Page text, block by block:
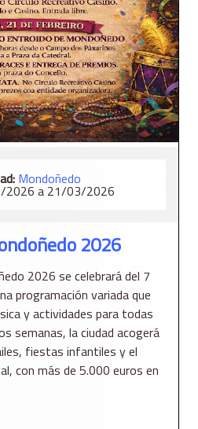
Mondoñedo
a 21/03/2026
2026
2026 se celebrará del 7
programación variada que
y actividades para todas
semanas, la ciudad acogerá
fiestas infantiles y el
con más de 5.000 euros en